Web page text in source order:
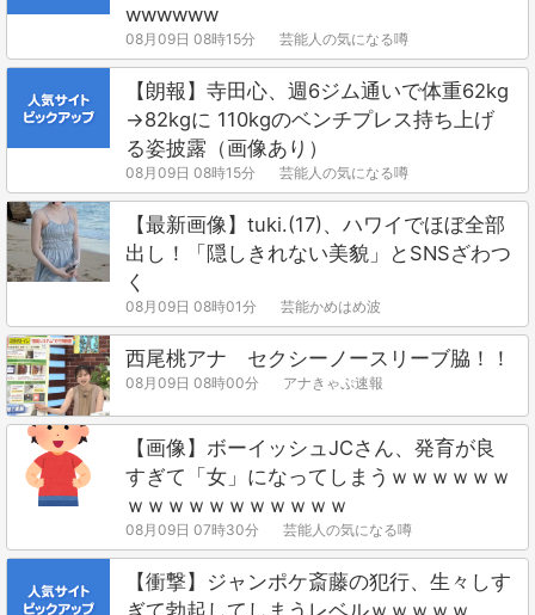
wwwwww
08月09日 08時15分 芸能人の気になる噂
【朗報】寺田心、週6ジム通いで体重62kg
→82kgに 110kgのベンチプレス持ち上げ
る姿披露（画像あり）
08月09日 08時15分 芸能人の気になる噂
【最新画像】tuki.(17)、ハワイでほぼ全部
出し！「隠しきれない美貌」とSNSざわつ
く
08月09日 08時01分 芸能かめはめ波
西尾桃アナ セクシーノースリーブ脇！！
08月09日 08時00分 アナきゃぷ速報
【画像】ボーイッシュJCさん、発育が良
すぎて「女」になってしまうｗｗｗｗｗｗ
ｗｗｗｗｗｗｗｗｗｗｗ
08月09日 07時30分 芸能人の気になる噂
【衝撃】ジャンポケ斎藤の犯行、生々しす
ぎて勃起してしまうレベルｗｗｗｗｗ